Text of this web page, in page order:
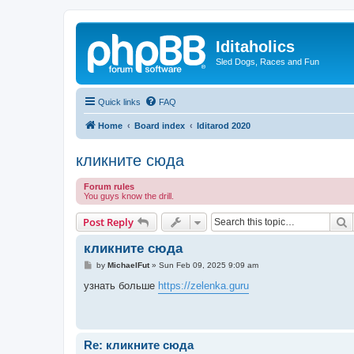
Iditaholics
Sled Dogs, Races and Fun
Quick links FAQ
Home Board index Iditarod 2020
кликните сюда
Forum rules
You guys know the drill.
Post Reply
кликните сюда
P
s
by MichaelFut» Sun Feb 09, 2025 9:09 am
узнать больше https://zelenka.guru
Re: кликните сюда